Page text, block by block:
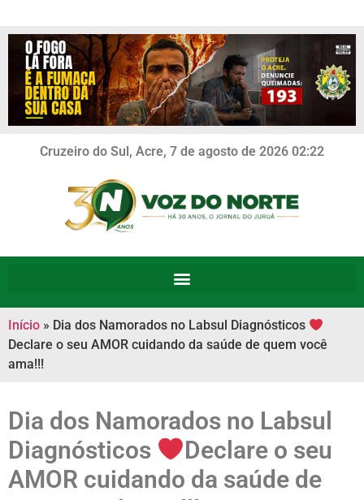
Cruzeiro do Sul, Acre, 7 de agosto de 2026 02:22
Início » Dia dos Namorados no Labsul Diagnósticos
Declare o seu AMOR cuidando da saúde de quem você
ama!!!
Dia dos Namorados no Labsul
Diagnósticos
Declare o seu
AMOR cuidando da saúde de